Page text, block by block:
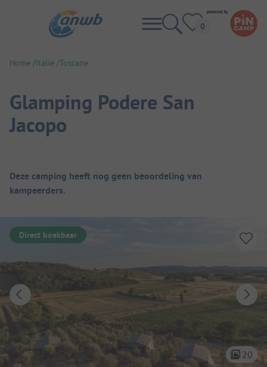
Home Italië Toscane
Glamping Podere San
Jacopo
Camping overzicht
Deze camping heeft nog geen beoordeling van
kampeerders.
Direct boekbaar
20